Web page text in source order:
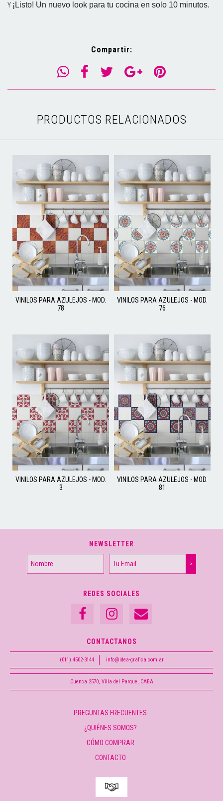
Y ¡Listo! Un nuevo look para tu cocina en solo 10 minutos.
Compartir:
PRODUCTOS RELACIONADOS
VINILOS PARA AZULEJOS - MOD.
78
VINILOS PARA AZULEJOS - MOD.
76
VINILOS PARA AZULEJOS - MOD.
3
VINILOS PARA AZULEJOS - MOD.
81
NEWSLETTER
REDES SOCIALES
CONTACTANOS
(011) 4502-3144 info@idea-grafica.com.ar
Cuenca 2570, Villa del Parque, CABA
PREGUNTAS FRECUENTES
¿QUIÉNES SOMOS?
CÓMO COMPRAR
CONTACTO